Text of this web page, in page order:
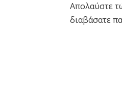
Απολαύστε
διαβάσατε